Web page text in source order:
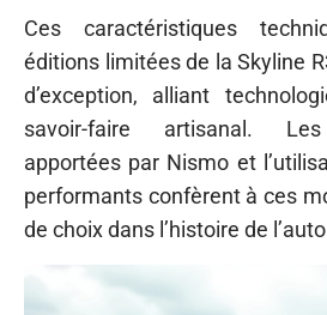
Ces caractéristiques
éditions limitées de la Skyline
d’exception, alliant
savoir-faire artisanal.
apportées par Nismo et
performants confèrent à ces
de choix dans l’histoire de